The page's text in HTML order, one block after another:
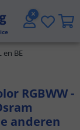
en BE
huis
RGBWW -
anderen